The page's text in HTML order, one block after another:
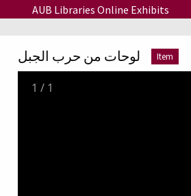
Skip to main content
AUB Libraries Online Exhibits
لوحات من حرب الجبل Item
1 / 1